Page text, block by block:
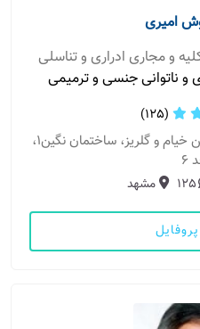
امیری
و مجاری ادراری و تناسلی
و ناتوانی جنسی و ترمیمی
(125)
مطب 1: مشهد - بلوار سجاد، بین خیام و گلریز، ساختمان نگین1،
٦
125 مشهد